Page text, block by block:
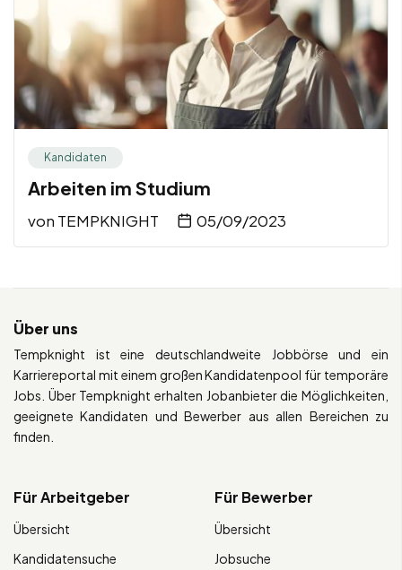
Kandidaten
Arbeiten im Studium
von TEMPKNIGHT 05/09/2023
Über uns
Tempknight ist eine deutschlandweite Jobbörse und ein
Karriereportal mit einem großen Kandidatenpool für temporäre
Jobs. Über Tempknight erhalten Jobanbieter die Möglichkeiten,
geeignete Kandidaten und Bewerber aus allen Bereichen zu
finden.
Für Arbeitgeber
Übersicht
Kandidatensuche
Für Bewerber
Übersicht
Jobsuche